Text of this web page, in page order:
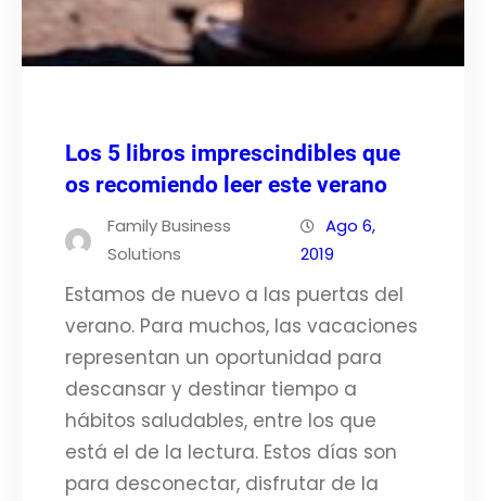
Los 5 libros imprescindibles que
os recomiendo leer este verano
Family Business
Solutions
Ago 6,
2019
Estamos de nuevo a las puertas del
verano. Para muchos, las vacaciones
representan un oportunidad para
descansar y destinar tiempo a
hábitos saludables, entre los que
está el de la lectura. Estos días son
para desconectar, disfrutar de la